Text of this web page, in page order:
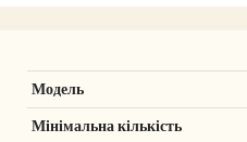
Модель
Мінімальна кількість